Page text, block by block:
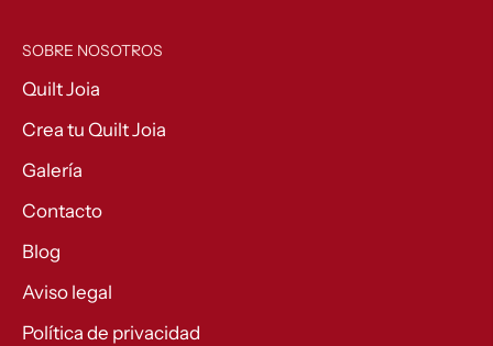
SOBRE NOSOTROS
Quilt Joia
Crea tu Quilt Joia
Galería
Contacto
Blog
Aviso legal
Política de privacidad